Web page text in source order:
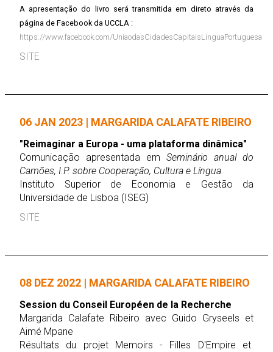
A apresentação do livro será transmitida em direto através da
página de Facebook da UCCLA :
https://www.facebook.com/UniaodasCidadesCapitaisLinguaPortuguesa
SITE
06 JAN 2023 | MARGARIDA CALAFATE RIBEIRO
"Reimaginar a Europa - uma plataforma dinâmica"
Comunicação apresentada em Seminário anual do
Camões, I.P. sobre Cooperação, Cultura e Língua
Instituto Superior de Economia e Gestão da
Universidade de Lisboa (ISEG)
SITE
08 DEZ 2022 | MARGARIDA CALAFATE RIBEIRO
Session du Conseil Européen de la Recherche
Margarida Calafate Ribeiro avec Guido Gryseels et
Aimé Mpane
Résultats du projet Memoirs - Filles D'Empire et